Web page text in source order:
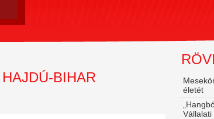
BIHAR
életét
Vállalati